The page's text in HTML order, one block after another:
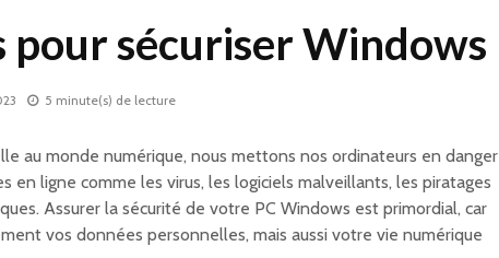
pour sécuriser Windows
5 minute(s) de lecture
au monde numérique, nous mettons nos ordinateurs en danger
en ligne comme les virus, les logiciels malveillants, les piratages
Assurer la sécurité de votre PC Windows est primordial, car
vos données personnelles, mais aussi votre vie numérique